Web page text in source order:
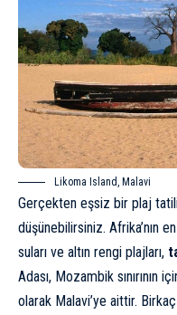
Likoma Island, Malavi
Gerçekten eşsiz bir plaj
düşünebilirsiniz. Afrika’nın
suları ve altın rengi plajları,
Adası, Mozambik sınırının
olarak Malavi’ye aittir.